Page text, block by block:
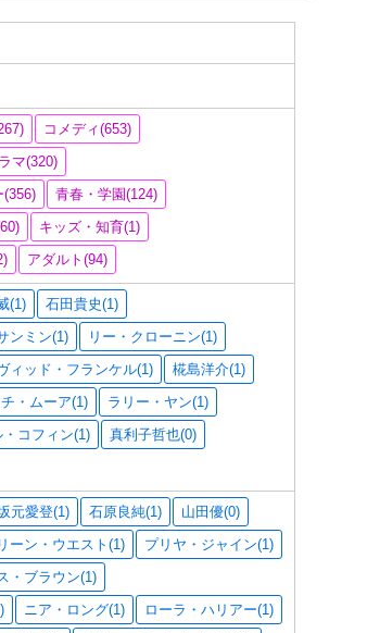
コメディ(653)
マ(320)
(356)
青春・学園(124)
キッズ・知育(1)
アダルト(94)
(1)
石田貴史(1)
ンミン(1)
リー・クローニン(1)
ィッド・フランケル(1)
椛島洋介(1)
チ・ムーア(1)
ラリー・ヤン(1)
・コフィン(1)
真利子哲也(0)
元愛登(1) 石原良純(1)
山田優(0)
ーン・ウエスト(1)
プリヤ・ジャイン(1)
・ブラウン(1)
ニア・ロング(1)
ローラ・ハリアー(1)